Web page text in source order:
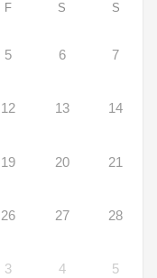
F S S
5 6 7
12 13 14
19 20 21
26 27 28
3 4 5